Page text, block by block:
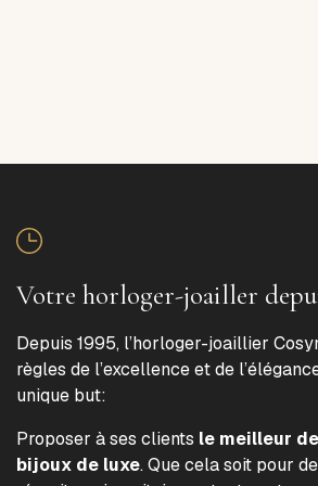
Votre horloger-joailler
Depuis 1995, l’horloger-joaillier
règles de l’excellence et de
unique but:
Proposer à ses clients le meilleur
bijoux de luxe. Que cela soit pour